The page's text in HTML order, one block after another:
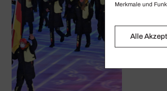
Merkmale und
Alle